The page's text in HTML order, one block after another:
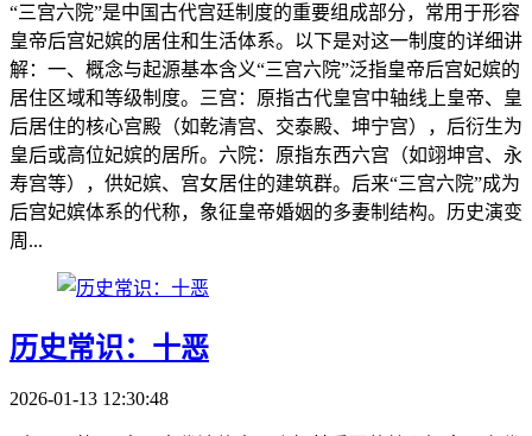
“三宫六院”是中国古代宫廷制度的重要组成部分，常用于形容
皇帝后宫妃嫔的居住和生活体系。以下是对这一制度的详细讲
解：一、概念与起源基本含义“三宫六院”泛指皇帝后宫妃嫔的
居住区域和等级制度。三宫：原指古代皇宫中轴线上皇帝、皇
后居住的核心宫殿（如乾清宫、交泰殿、坤宁宫），后衍生为
皇后或高位妃嫔的居所。六院：原指东西六宫（如翊坤宫、永
寿宫等），供妃嫔、宫女居住的建筑群。后来“三宫六院”成为
后宫妃嫔体系的代称，象征皇帝婚姻的多妻制结构。历史演变
周...
历史常识：十恶
2026-01-13 12:30:48